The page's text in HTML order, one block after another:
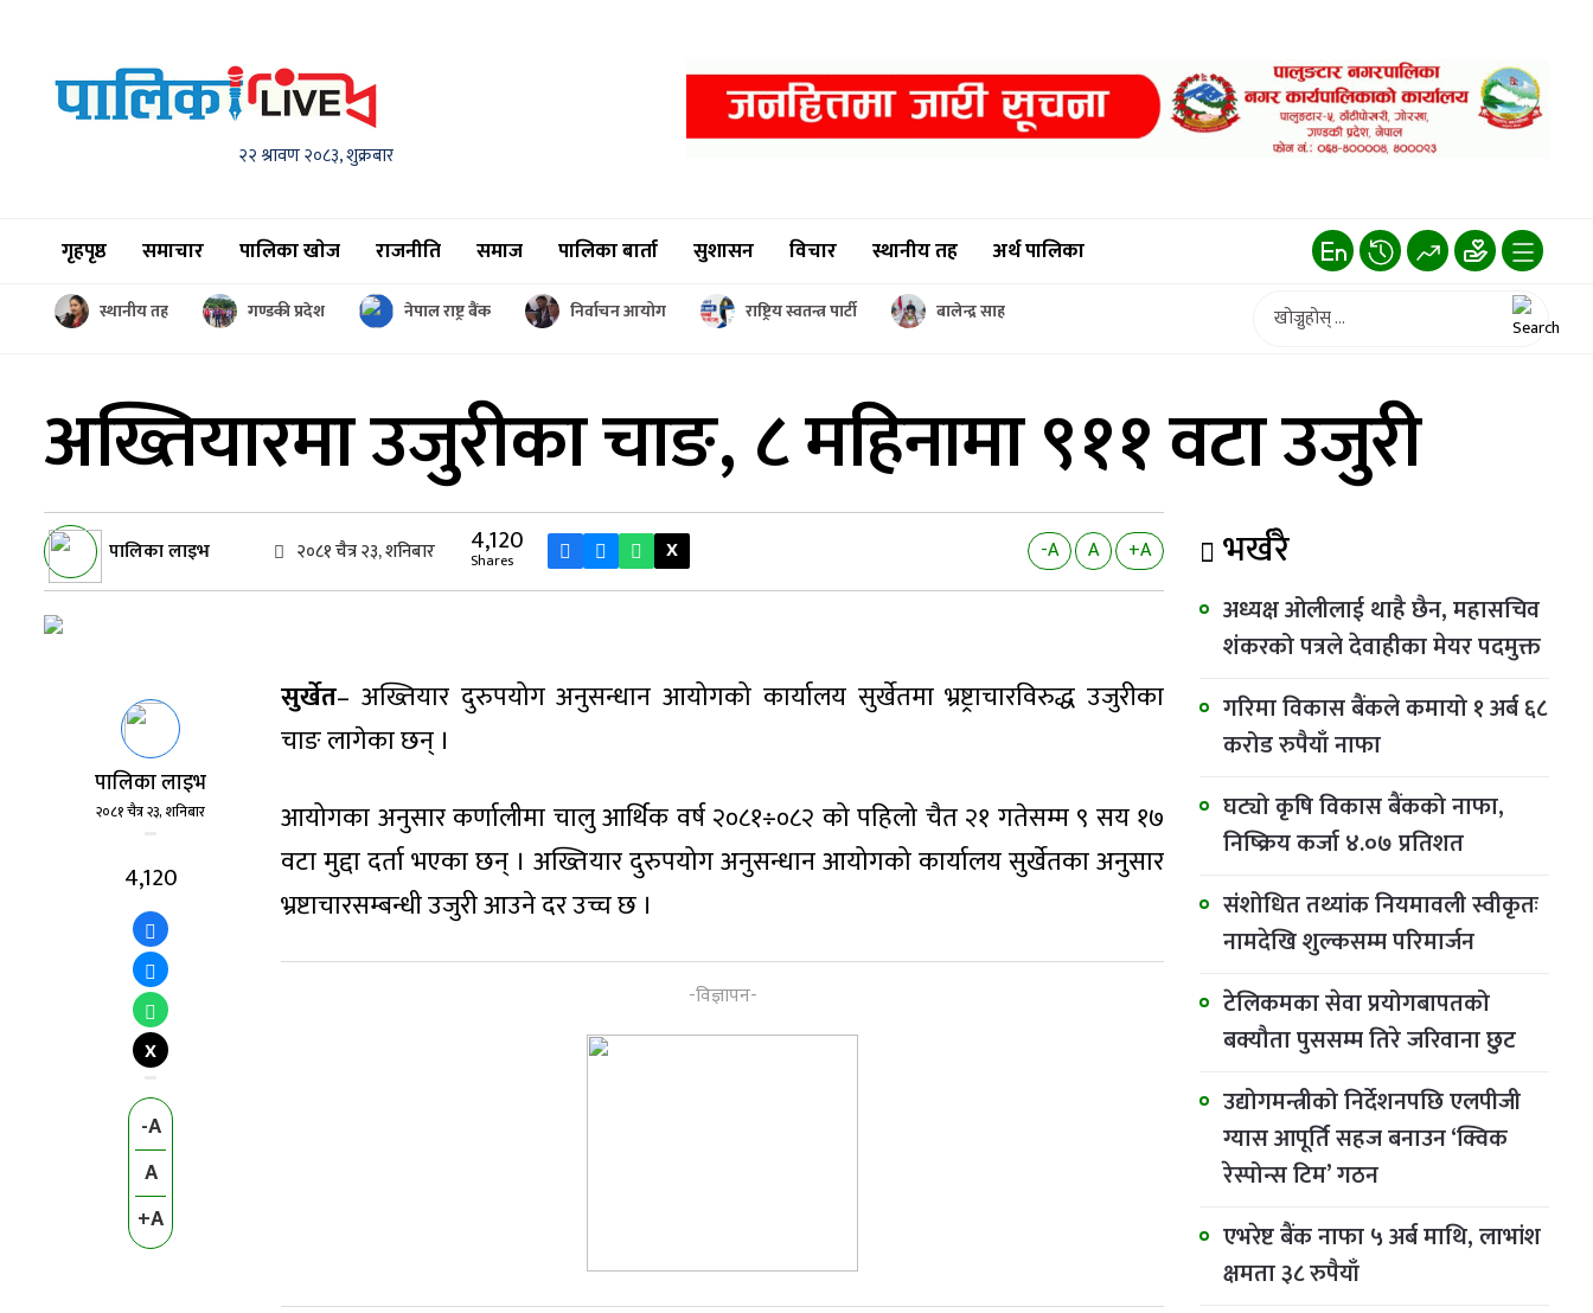
२२ श्रावण २०८३, शुक्रबार
गृहपृष्ठ समाचार पालिका खाेज राजनीति समाज पालिका बार्ता सुशासन विचार स्थानीय तह अर्थ पालिका
स्थानीय तह गण्डकी प्रदेश नेपाल राष्ट्र बैंक निर्वाचन आयोग राष्ट्रिय स्वतन्त्र पार्टी बालेन्द्र साह
अख्तियारमा उजुरीका चाङ,८ महिनामा ९११ वटा उजुरी
पालिका लाइभ २०८१ चैत्र २३, शनिबार 4,120
Shares X -A A +A
पालिका लाइभ
२०८१ चैत्र २३, शनिबार
4,120
X
-A
A
+A
सुर्खेत– अख्तियार दुरुपयोग अनुसन्धान आयोगको कार्यालय सुर्खेतमा भ्रष्ट्राचारविरुद्ध उजुरीका
चाङ लागेका छन् ।
आयोगका अनुसार कर्णालीमा चालु आर्थिक वर्ष २०८१÷०८२ को पहिलो चैत २१ गतेसम्म ९ सय १७
वटा मुद्दा दर्ता भएका छन् । अख्तियार दुरुपयोग अनुसन्धान आयोगको कार्यालय सुर्खेतका अनुसार
भ्रष्टाचारसम्बन्धी उजुरी आउने दर उच्च छ ।
भर्खरै
अध्यक्ष ओलीलाई थाहै छैन, महासचिव
शंकरको पत्रले देवाहीका मेयर पदमुक्त
गरिमा विकास बैंकले कमायो १ अर्ब ६८
करोड रुपैयाँ नाफा
घट्यो कृषि विकास बैंकको नाफा,
निष्क्रिय कर्जा ४.०७ प्रतिशत
संशोधित तथ्यांक नियमावली स्वीकृतः
नामदेखि शुल्कसम्म परिमार्जन
टेलिकमका सेवा प्रयोगबापतको
बक्यौता पुससम्म तिरे जरिवाना छुट
उद्योगमन्त्रीको निर्देशनपछि एलपीजी
ग्यास आपूर्ति सहज बनाउन ‘क्विक
रेस्पोन्स टिम’ गठन
एभरेष्ट बैंक नाफा ५ अर्ब माथि, लाभांश
क्षमता ३८ रुपैयाँ